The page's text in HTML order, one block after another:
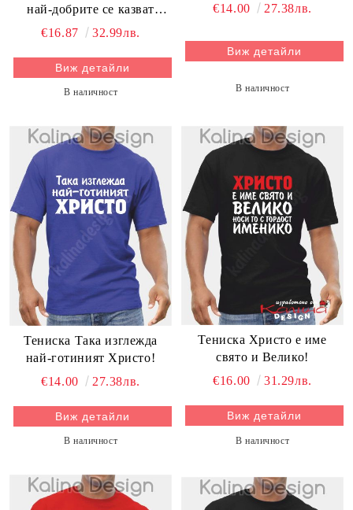
най-добрите се казват
ХРИСТО
€16.87 32.99лв.
Виж детайли
В наличност
€14.00 27.38лв.
Виж детайли
В наличност
Тениска Така изглежда
най-готиният Христо!
€14.00
27.38лв.
Виж детайли
В наличност
Тениска Христо е име
свято и Велико!
€16.00
31.29лв.
Виж детайли
В наличност